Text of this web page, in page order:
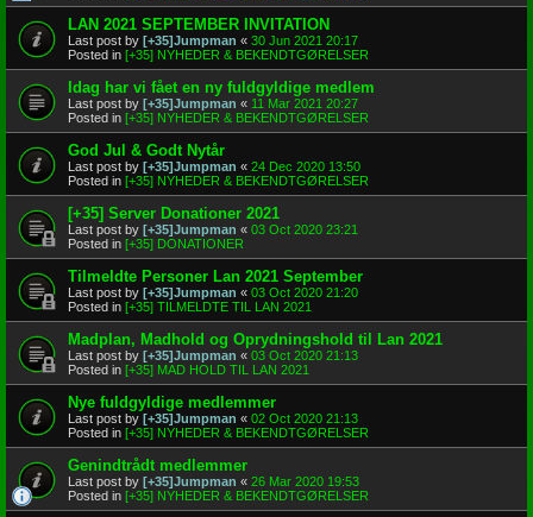
LAN 2021 SEPTEMBER INVITATION
Last post by [+35]Jumpman « 30 Jun 2021 20:17
Posted in [+35] NYHEDER & BEKENDTGØRELSER
Idag har vi fået en ny fuldgyldige medlem
Last post by [+35]Jumpman « 11 Mar 2021 20:27
Posted in [+35] NYHEDER & BEKENDTGØRELSER
God Jul & Godt Nytår
Last post by [+35]Jumpman « 24 Dec 2020 13:50
Posted in [+35] NYHEDER & BEKENDTGØRELSER
[+35] Server Donationer 2021
Last post by [+35]Jumpman « 03 Oct 2020 23:21
Posted in [+35] DONATIONER
Tilmeldte Personer Lan 2021 September
Last post by [+35]Jumpman « 03 Oct 2020 21:20
Posted in [+35] TILMELDTE TIL LAN 2021
Madplan, Madhold og Oprydningshold til Lan 2021
Last post by [+35]Jumpman « 03 Oct 2020 21:13
Posted in [+35] MAD HOLD TIL LAN 2021
Nye fuldgyldige medlemmer
Last post by [+35]Jumpman « 02 Oct 2020 21:13
Posted in [+35] NYHEDER & BEKENDTGØRELSER
Genindtrådt medlemmer
Last post by [+35]Jumpman « 26 Mar 2020 19:53
Posted in [+35] NYHEDER & BEKENDTGØRELSER